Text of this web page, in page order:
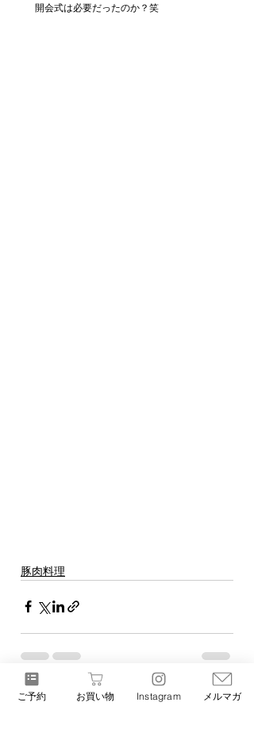
開会式は必要だったのか？笑
豚肉料理
最新記事 すべて表示
ご予約 お買い物 Instagram メルマガ